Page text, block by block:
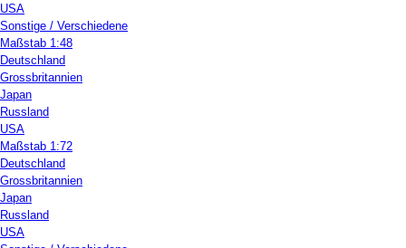
USA
Sonstige / Verschiedene
Maßstab 1:48
Deutschland
Grossbritannien
Japan
Russland
USA
Maßstab 1:72
Deutschland
Grossbritannien
Japan
Russland
USA